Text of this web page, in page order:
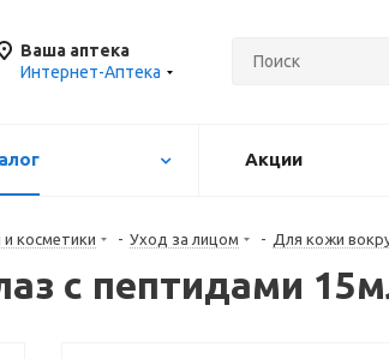
Ваша аптека
Интернет-Аптека
Акции
и косметики - Уход за лицом - Для кожи
с пептидами